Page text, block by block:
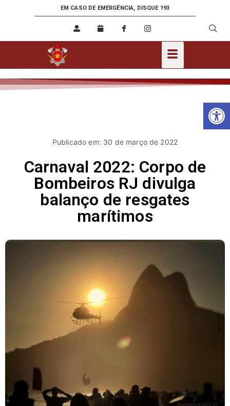
EM CASO DE EMERGÊNCIA, DISQUE 193
Publicado em: 30 de março de 2022
Carnaval 2022: Corpo de
Bombeiros RJ divulga
balanço de resgates
marítimos